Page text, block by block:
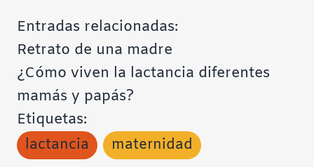
Entradas relacionadas:
Retrato de una madre
¿Cómo viven la lactancia diferentes
mamás y papás?
Etiquetas:
lactancia
maternidad